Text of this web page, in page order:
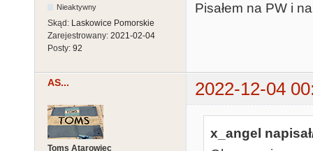
Nieaktywny
Skąd: Laskowice Pomorskie
Zarejestrowany: 2021-02-04
Posty: 92
Pisałem na PW i
AS... 2022-12-04
Toms Atarowiec
x_angel